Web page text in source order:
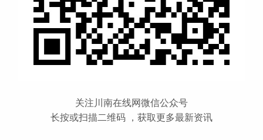
关注川南在线网微信公众号
长按或扫描二维码 ，获取更多最新资讯